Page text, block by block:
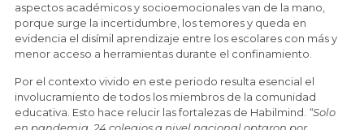
aspectos académicos y socioemocionales van de la mano,
porque surge la incertidumbre, los temores y queda en
evidencia el disímil aprendizaje entre los escolares con más y
menor acceso a herramientas durante el confinamiento.
Por el contexto vivido en este periodo resulta esencial el
involucramiento de todos los miembros de la comunidad
educativa. Esto hace relucir las fortalezas de Habilmind. “Solo